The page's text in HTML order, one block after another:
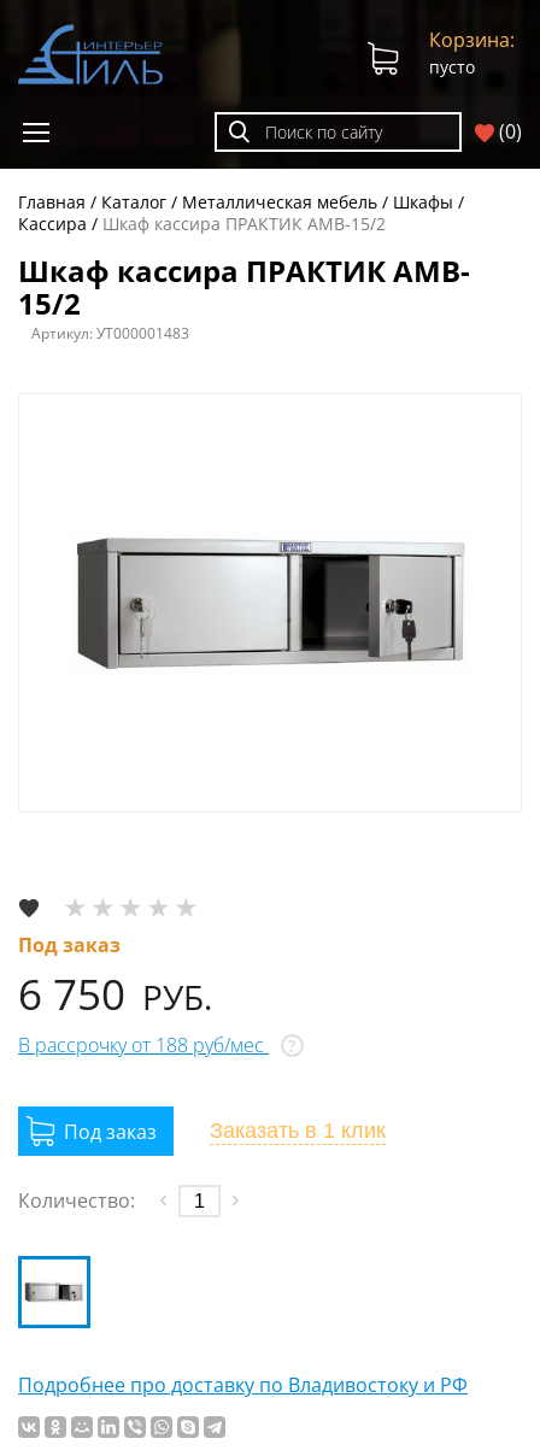
(0)
Корзина:
пусто
Главная Каталог Металлическая мебель
Шкафы
Кассира
Шкаф кассира ПРАКТИК AMB-15/2
Шкаф кассира ПРАКТИК AMB-
15/2
Артикул:УТ000001483
Под заказ
6 750 РУБ.
В рассрочку от 188 руб/мес ?
Заказать в 1 клик
Количество:
Подробнее про доставку по Владивостоку и РФ